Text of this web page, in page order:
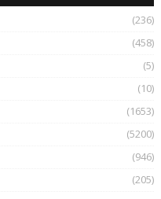
(236)
(458)
(5)
(10)
(1653)
(5200)
(946)
(205)